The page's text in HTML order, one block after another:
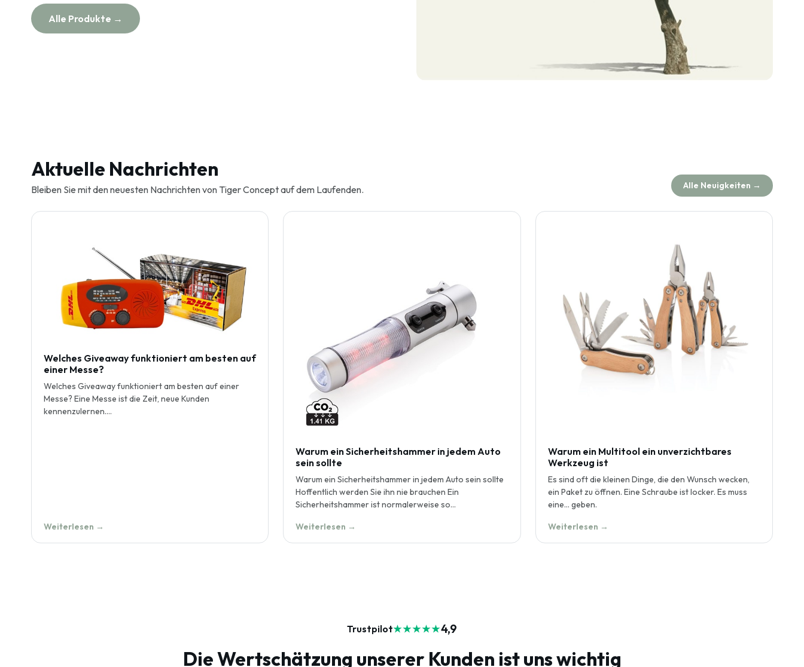
Alle Produkte →
Aktuelle Nachrichten
Bleiben Sie mit den neuesten Nachrichten von Tiger Concept auf dem Laufenden. Alle Neuigkeiten →
Welches Giveaway funktioniert am besten auf
einer Messe?
Welches Giveaway funktioniert am besten auf einer
Messe? Eine Messe ist die Zeit, neue Kunden
kennenzulernen.…
Weiterlesen →
Warum ein Sicherheitshammer in jedem Auto
sein sollte
Warum ein Sicherheitshammer in jedem Auto sein sollte
Hoffentlich werden Sie ihn nie brauchen Ein
Sicherheitshammer ist normalerweise so...
Weiterlesen →
Warum ein Multitool ein unverzichtbares
Werkzeug ist
Es sind oft die kleinen Dinge, die den Wunsch wecken,
ein Paket zu öffnen. Eine Schraube ist locker. Es muss
eine… geben.
Weiterlesen →
Trustpilot★★★★★4,9
Die Wertschätzung unserer Kunden ist uns wichtig